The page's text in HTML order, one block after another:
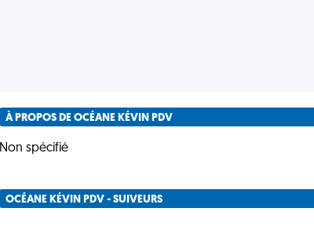
À PROPOS DE OCÉANE KÉVIN PDV
Non spécifié
OCÉANE KÉVIN PDV - SUIVEURS